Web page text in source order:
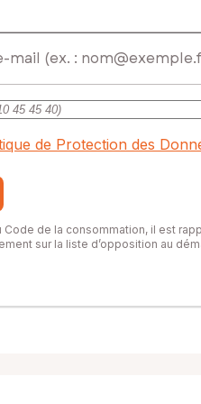
de Protection des
Code de la consommation, il est
sur la liste d’opposition au